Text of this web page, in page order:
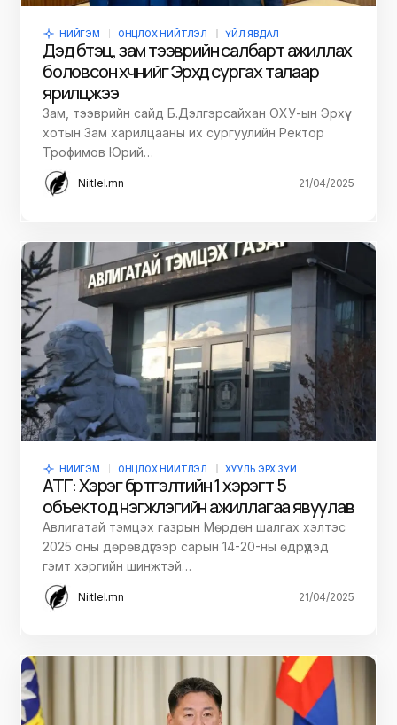
НИЙГЭМ ОНЦЛОХ НИЙТЛЭЛ ҮЙЛ ЯВДАЛ
Дэд бүтэц, зам тээврийн салбарт ажиллах
боловсон хүчнийг Эрхүүд сургах талаар
ярилцжээ
Зам, тээврийн сайд Б.Дэлгэрсайхан ОХУ-ын Эрхүү
xотын Зам харилцааны их сургуулийн Ректор
Трофимов Юрий…
Niitlel.mn 21/04/2025
НИЙГЭМ ОНЦЛОХ НИЙТЛЭЛ ХУУЛЬ ЭРХ ЗҮЙ
АТГ: Хэрэг бүртгэлтийн 1 хэрэгт 5
объектод нэгжлэгийн ажиллагаа явуулав
Авлигатай тэмцэх газрын Мөрдөн шалгах хэлтэс
2025 оны дөрөвдүгээр сарын 14-20-ны өдрүүдэд
гэмт хэргийн шинжтэй…
Niitlel.mn 21/04/2025